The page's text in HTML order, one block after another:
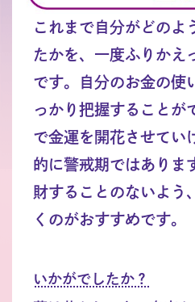
これまで自分がどのよ
たかを、一度ふりかえ
です。自分のお金の使
っかり把握することが
で金運を開花させてい
的に警戒期ではありま
財することのないよう
くのがおすすめです。
いかがでしたか？